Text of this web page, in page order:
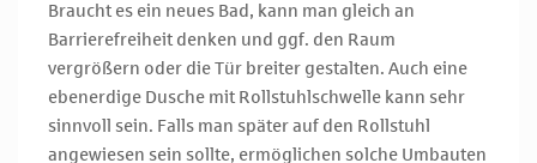
Braucht es ein neues Bad, kann man gleich an
Barrierefreiheit denken und ggf. den Raum
vergrößern oder die Tür breiter gestalten. Auch eine
ebenerdige Dusche mit Rollstuhlschwelle kann sehr
sinnvoll sein. Falls man später auf den Rollstuhl
angewiesen sein sollte, ermöglichen solche Umbauten